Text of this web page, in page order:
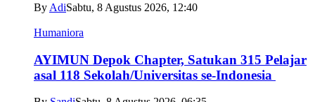
By AdiSabtu, 8 Agustus 2026, 12:40
Humaniora
AYIMUN Depok Chapter, Satukan 315 Pelajar
asal 118 Sekolah/Universitas se-Indonesia